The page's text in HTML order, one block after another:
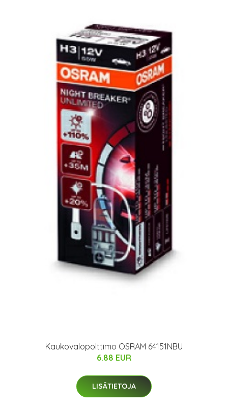
Kaukovalopolttimo OSRAM 64151NBU
6.88 EUR
LISÄTIETOJA